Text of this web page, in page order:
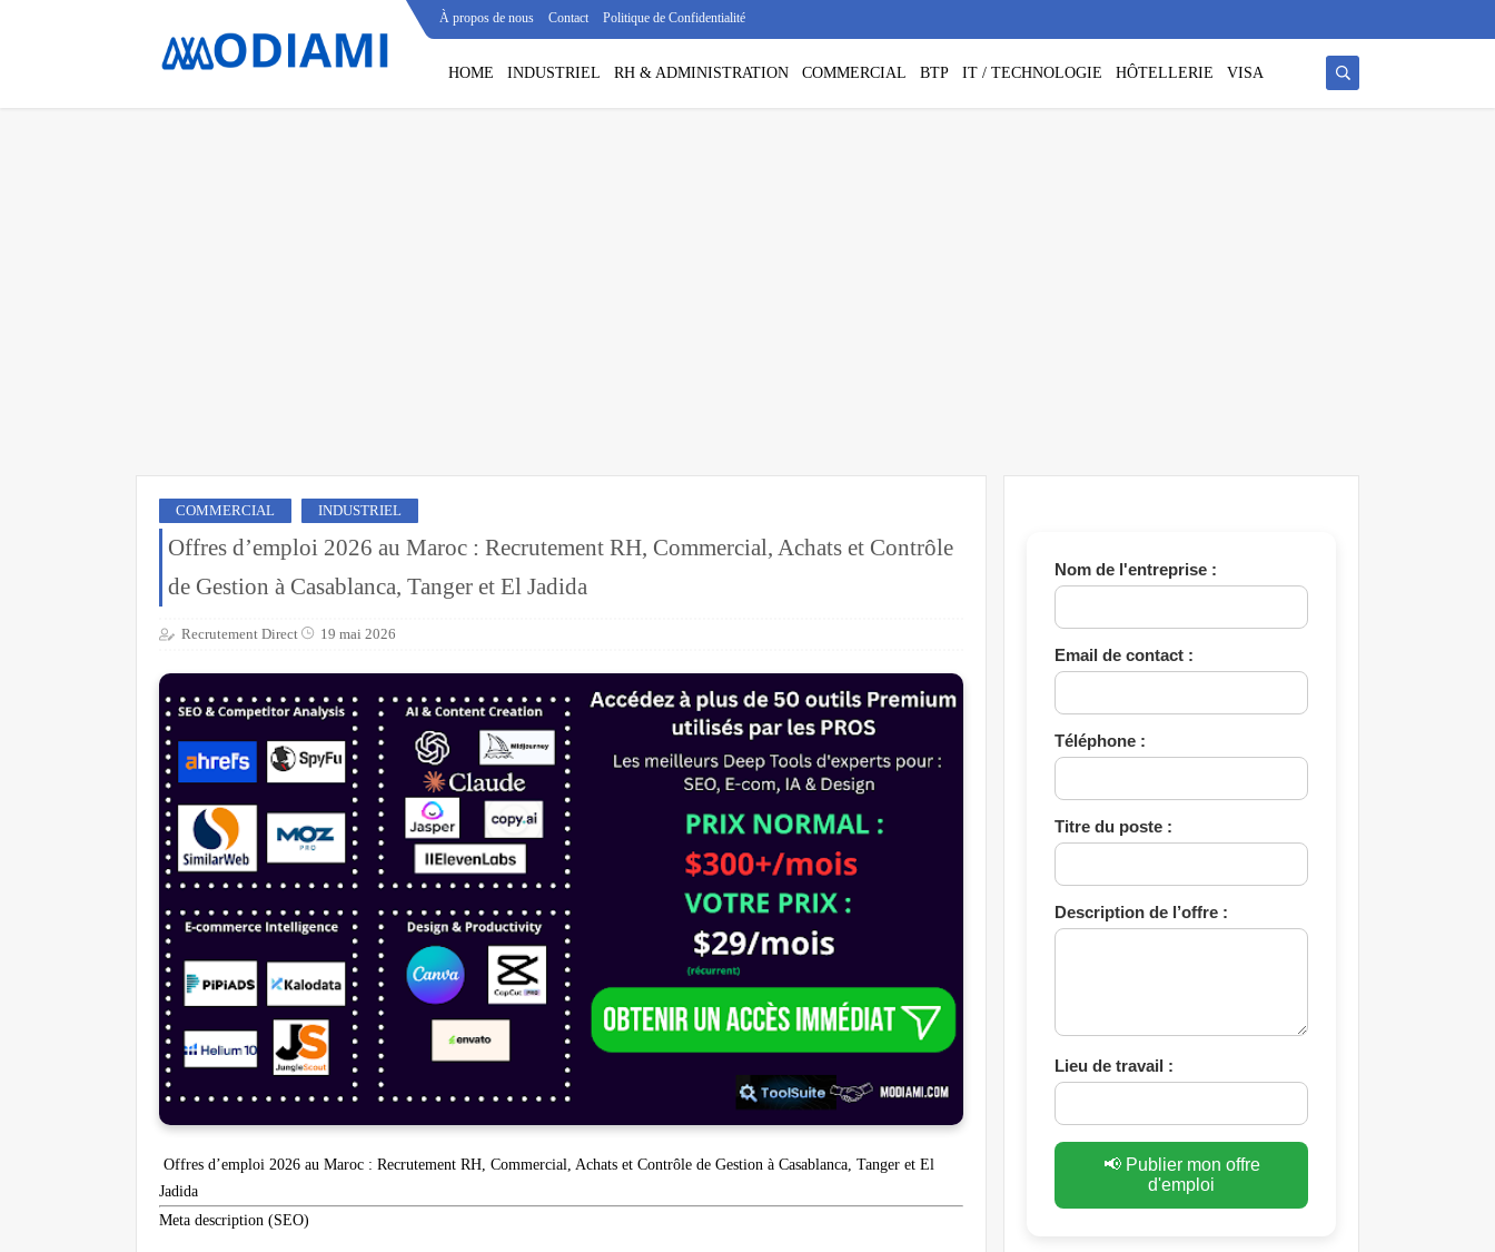
À propos de nous Contact Politique de Confidentialité
HOME INDUSTRIEL RH & ADMINISTRATION COMMERCIAL BTP IT / TECHNOLOGIE HÔTELLERIE VISA
COMMERCIAL INDUSTRIEL
Offres d’emploi 2026 au Maroc : Recrutement RH, Commercial, Achats et Contrôle
de Gestion à Casablanca, Tanger et El Jadida
Recrutement Direct 19 mai 2026
Offres d’emploi 2026 au Maroc : Recrutement RH, Commercial, Achats et Contrôle de Gestion à Casablanca, Tanger et El
Jadida
Meta description (SEO)
Nom de l'entreprise :
Email de contact :
Téléphone :
Titre du poste :
Description de l’offre :
Lieu de travail :
📢 Publier mon offre
d'emploi